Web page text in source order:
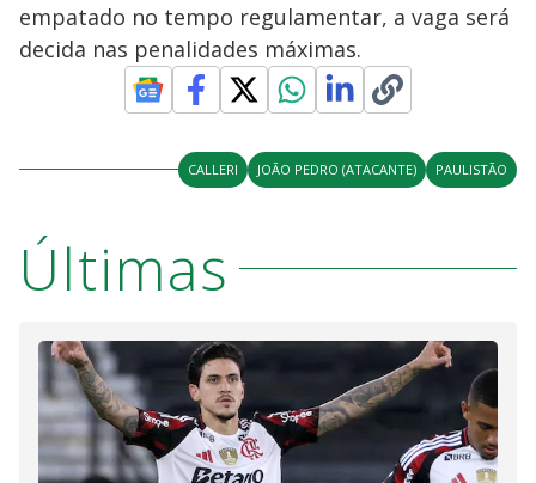
empatado no tempo regulamentar, a vaga será
decida nas penalidades máximas.
CALLERI JOÃO PEDRO (ATACANTE) PAULISTÃO
Últimas